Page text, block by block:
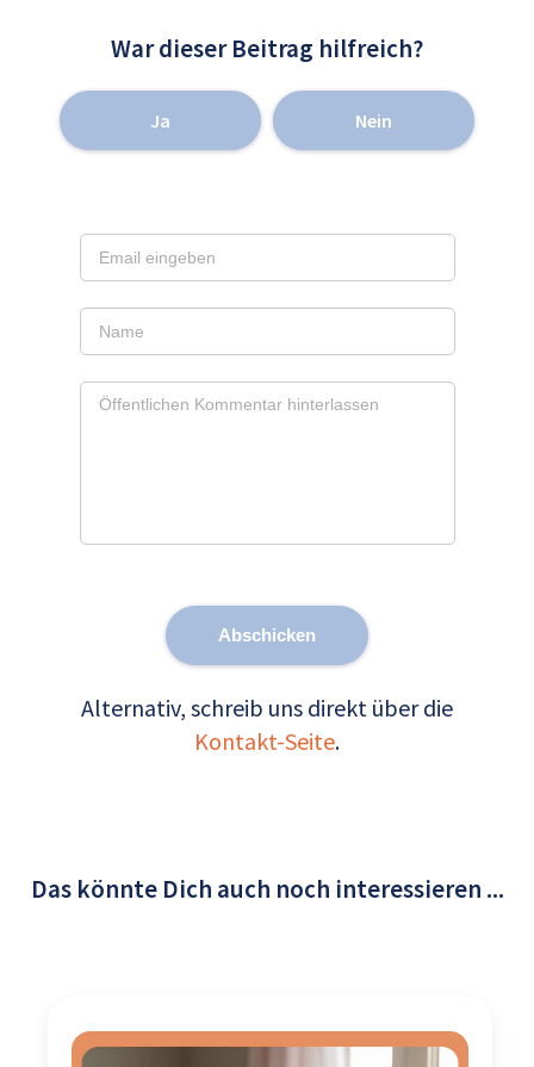
War dieser Beitrag hilfreich?
Ja Nein
Abschicken
Alternativ, schreib uns direkt über die
Kontakt-Seite.
Das könnte Dich auch noch interessieren ...